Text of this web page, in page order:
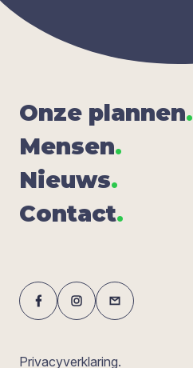
Onze plan­nen.
Men­sen.
Nieuws.
Con­tact.
Privacyverklaring.